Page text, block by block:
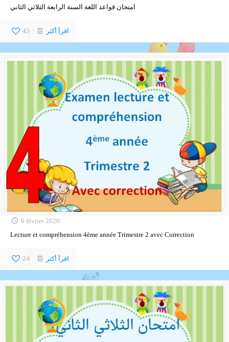
امتحان قواعد اللغة السنة الرابعة الثلاثي الثاني
45 اقرأ أكثر
6 février 2020
Lecture et compréhension 4ème année Trimestre 2 avec Correction
24 اقرأ أكثر